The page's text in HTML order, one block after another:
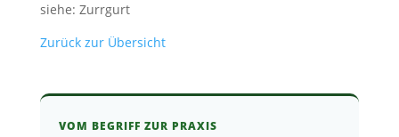
siehe: Zurrgurt
Zurück zur Übersicht
VOM BEGRIFF ZUR PRAXIS